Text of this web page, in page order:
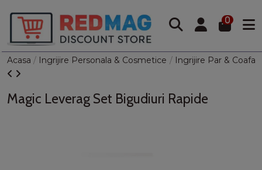
0
Acasa Ingrijire Personala & Cosmetice Ingrijire Par & Coafat
Magic Leverag Set Bigudiuri Rapide